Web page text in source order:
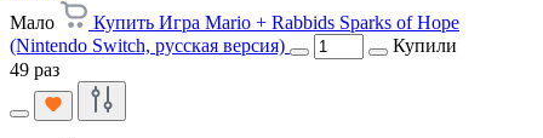
Мало
Купить Игра Mario + Rabbids Sparks of Hope
(Nintendo Switch, русская версия)
Купили
49 раз